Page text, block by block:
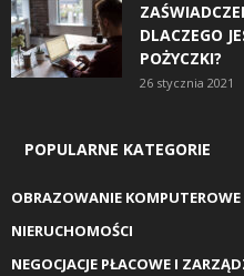
DLACZEGO
POŻYCZKI?
26 stycznia 2021
POPULARNE KATEGORIE
OBRAZOWANIE KOMPUTEROWE
NIERUCHOMOŚCI
NEGOCJACJE PŁACOWE I